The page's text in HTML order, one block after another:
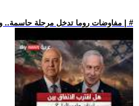
.. مفاوضات روما تدخل مرحلة حاسمة.. ولبنان يتمسك بشرطه الأول | #